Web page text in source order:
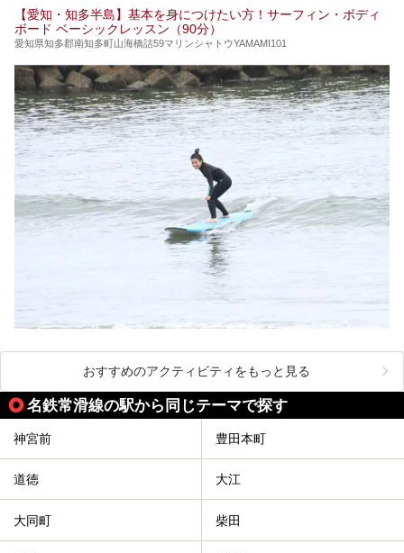
【愛知・知多半島】基本を身につけたい方！サーフィン・ボディ
ボード ベーシックレッスン（90分）
愛知県知多郡南知多町山海橋詰59マリンシャトウYAMAMI101
おすすめのアクティビティをもっと見る
名鉄常滑線の駅から同じテーマで探す
神宮前 豊田本町
道徳 大江
大同町 柴田